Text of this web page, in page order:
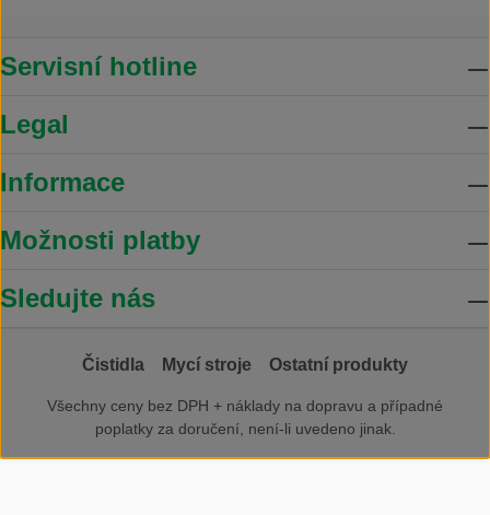
Servisní hotline
Legal
Informace
Možnosti platby
Sledujte nás
Čistidla Mycí stroje Ostatní produkty
Všechny ceny bez DPH + náklady na dopravu a případné
poplatky za doručení, není-li uvedeno jinak.